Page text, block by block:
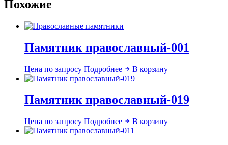
Похожие
Памятник православный-001
Цена по запросу Подробнее В корзину
Памятник православный-019
Цена по запросу Подробнее В корзину